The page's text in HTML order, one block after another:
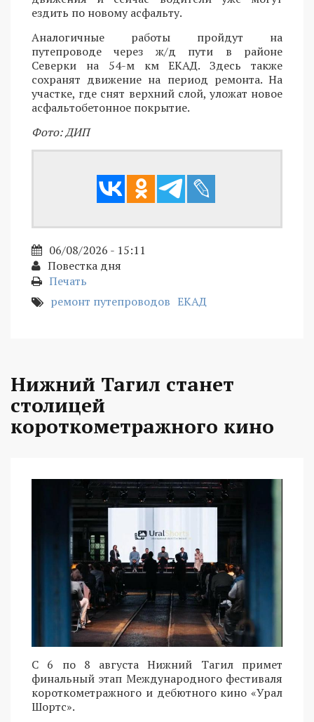
ездить по новому асфальту.
Аналогичные работы пройдут на
путепроводе через ж/д пути в районе
Северки на 54-м км ЕКАД. Здесь также
сохранят движение на период ремонта. На
участке, где снят верхний слой, уложат новое
асфальтобетонное покрытие.
Фото: ДИП
06/08/2026 - 15:11
Повестка дня
Печать
ремонт путепроводов ЕКАД
Нижний Тагил станет
столицей
короткометражного кино
С 6 по 8 августа Нижний Тагил примет
финальный этап Международного фестиваля
короткометражного и дебютного кино «Урал
Шортс».